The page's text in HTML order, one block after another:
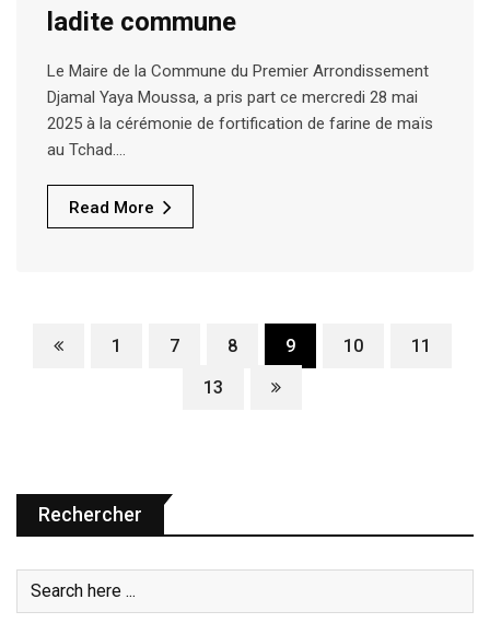
ladite commune
Le Maire de la Commune du Premier Arrondissement
Djamal Yaya Moussa, a pris part ce mercredi 28 mai
2025 à la cérémonie de fortification de farine de maïs
au Tchad.…
Read More
1 7 8 9 10
11
13
Rechercher